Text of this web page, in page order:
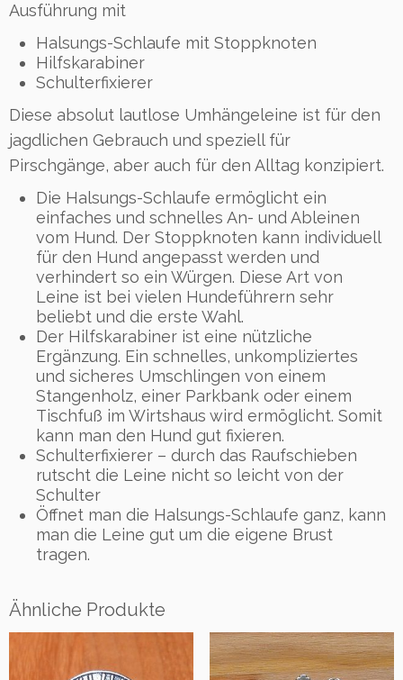
u
c
h
l
a
Ausführung mit
Halsungs-Schlaufe mit Stoppknoten
Hilfskarabiner
Schulterfixierer
Diese absolut lautlose Umhängeleine ist für den
jagdlichen Gebrauch und speziell für
Pirschgänge, aber auch für den Alltag konzipiert.
Die Halsungs-Schlaufe ermöglicht ein
einfaches und schnelles An- und Ableinen
vom Hund. Der Stoppknoten kann individuell
für den Hund angepasst werden und
verhindert so ein Würgen. Diese Art von
Leine ist bei vielen Hundeführern sehr
beliebt und die erste Wahl.
Der Hilfskarabiner ist eine nützliche
Ergänzung. Ein schnelles, unkompliziertes
und sicheres Umschlingen von einem
Stangenholz, einer Parkbank oder einem
Tischfuß im Wirtshaus wird ermöglicht. Somit
kann man den Hund gut fixieren.
Schulterfixierer – durch das Raufschieben
rutscht die Leine nicht so leicht von der
Schulter
Öffnet man die Halsungs-Schlaufe ganz, kann
man die Leine gut um die eigene Brust
tragen.
Ähnliche Produkte